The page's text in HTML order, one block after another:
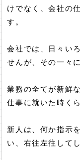
けでなく、会社の
す。
会社では、日々い
せんが、その一々
業務の全てが新鮮
仕事に就いた時く
新人は、何か指示
い、右往左往して